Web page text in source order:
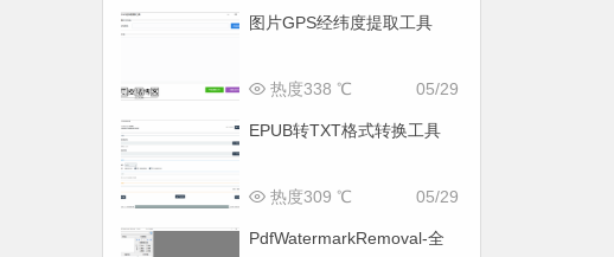
图片GPS经纬度提取工具
05/29
热度338 ℃
EPUB转TXT格式转换工具
05/29
热度309 ℃
PdfWatermarkRemoval-全